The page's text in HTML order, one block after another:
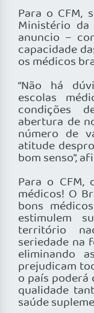
Para o CFM,
Ministério
anuncio –
capacidade
os médicos
“Não há
escolas
condições
abertura de
número de
atitude
bom senso”,
Para o CFM,
médicos! O
bons
estimulem
território
seriedade na
eliminando
prejudicam
o país poderá
qualidade
saúde